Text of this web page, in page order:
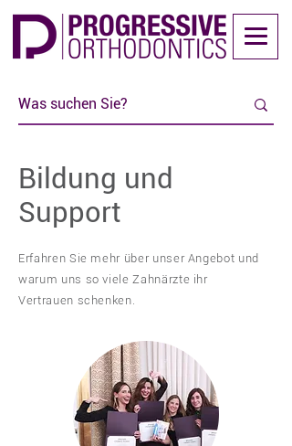
Bildung und
Support
Erfahren Sie mehr über unser Angebot und
warum uns so viele Zahnärzte ihr
Vertrauen schenken.